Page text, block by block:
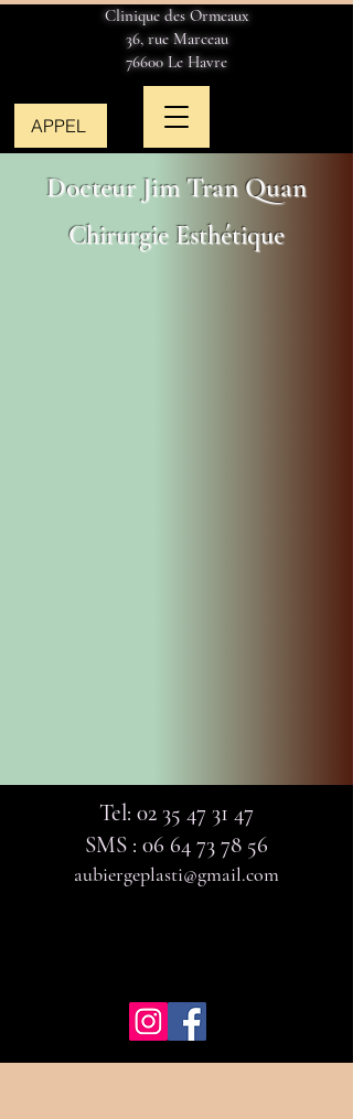
Clinique des Ormeaux
36, rue Marceau
76600 Le Havre
APPEL
Docteur Jim Tran Quan
Chirurgie Esthétique
Tel: 02 35 47 31 47
SMS : 06 64 73 78 56
aubiergeplasti@gmail.com